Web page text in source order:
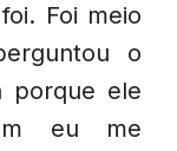
Foi meio
o
porque ele
eu me